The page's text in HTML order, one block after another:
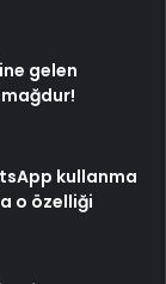
gelen
kullanma
o özelliği